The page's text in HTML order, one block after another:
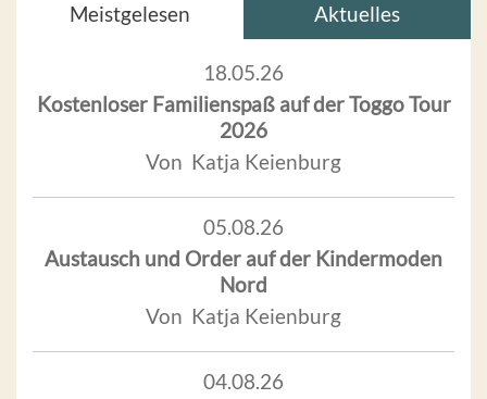
Meistgelesen Aktuelles
18.05.26
Kostenloser Familienspaß auf der Toggo Tour
2026
Von Katja Keienburg
05.08.26
Austausch und Order auf der Kindermoden
Nord
Von Katja Keienburg
04.08.26